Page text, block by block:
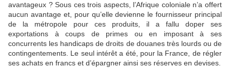
avantageux ? Sous ces trois aspects, l’Afrique coloniale n’a offert
aucun avantage et, pour qu’elle devienne le fournisseur principal
de la métropole pour ces produits, il a fallu doper ses
exportations à coups de primes ou en imposant à ses
concurrents les handicaps de droits de douanes très lourds ou de
contingentements. Le seul intérêt a été, pour la France, de régler
ses achats en francs et d’épargner ainsi ses réserves en devises.